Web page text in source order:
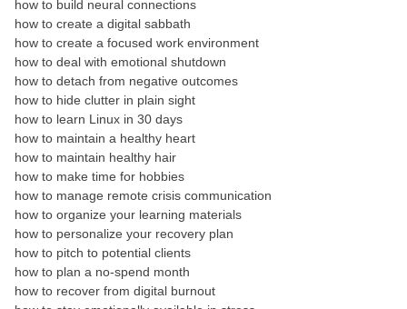
how to build neural connections
how to create a digital sabbath
how to create a focused work environment
how to deal with emotional shutdown
how to detach from negative outcomes
how to hide clutter in plain sight
how to learn Linux in 30 days
how to maintain a healthy heart
how to maintain healthy hair
how to make time for hobbies
how to manage remote crisis communication
how to organize your learning materials
how to personalize your recovery plan
how to pitch to potential clients
how to plan a no-spend month
how to recover from digital burnout